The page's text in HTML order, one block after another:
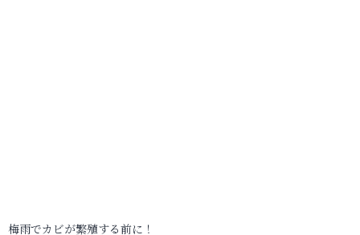
梅雨でカビが繁殖する前に！